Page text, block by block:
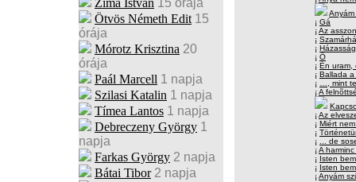
Zima István 15 órája
Ötvös Németh Edit 15
órája
Mórotz Krisztina 20
órája
Paál Marcell 1 napja
Szilasi Katalin 1 napja
Tímea Lantos 1 napja
Debreczeny György 1
napja
Farkas György 2 napja
Bátai Tibor 2 napja
Anyám
¡ Gá
¡Az
¡
¡
¡ Ő
¡ Én uram,
¡ Ballada a
¡
…, mint
¡A
¡Az
¡ Miért
¡
¡
... de
¡A
¡ Isten
¡ Isten
¡Anyám